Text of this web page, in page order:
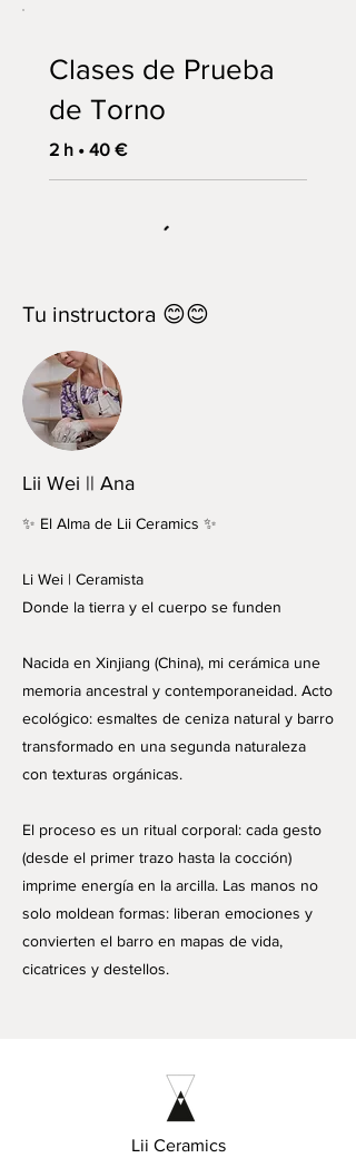
Clases de Prueba
de Torno
2 h • 40 €
Tu instructora 😊😊
Lii Wei || Ana
✨ El Alma de Lii Ceramics ✨
Li Wei | Ceramista
Donde la tierra y el cuerpo se funden
Nacida en Xinjiang (China), mi cerámica une
memoria ancestral y contemporaneidad. Acto
ecológico: esmaltes de ceniza natural y barro
transformado en una segunda naturaleza
con texturas orgánicas.
El proceso es un ritual corporal: cada gesto
(desde el primer trazo hasta la cocción)
imprime energía en la arcilla. Las manos no
solo moldean formas: liberan emociones y
convierten el barro en mapas de vida,
cicatrices y destellos.
Lii Ceramics